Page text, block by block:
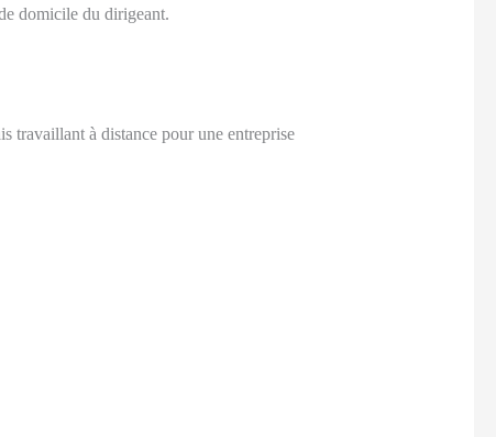
domicile du dirigeant.
travaillant à distance pour une entreprise